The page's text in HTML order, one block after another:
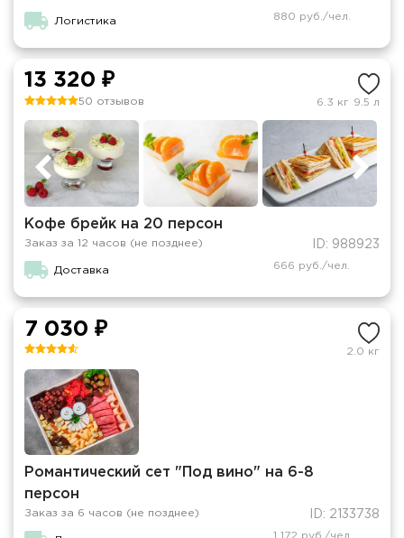
Логистика 880 руб./чел.
13 320 ₽
50 отзывов 6.3 кг 9.5 л
Кофе брейк на 20 персон
Заказ за 12 часов (не позднее) ID: 988923
Доставка 666 руб./чел.
7 030 ₽
2.0 кг
Романтический сет "Под вино" на 6-8
персон
Заказ за 6 часов (не позднее) ID: 2133738
1 172 руб./чел.